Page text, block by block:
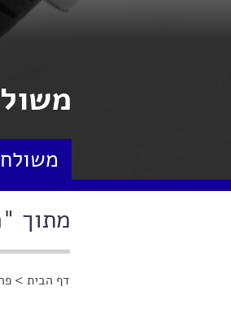
מתוך
הינך נמצא
דף הבית >